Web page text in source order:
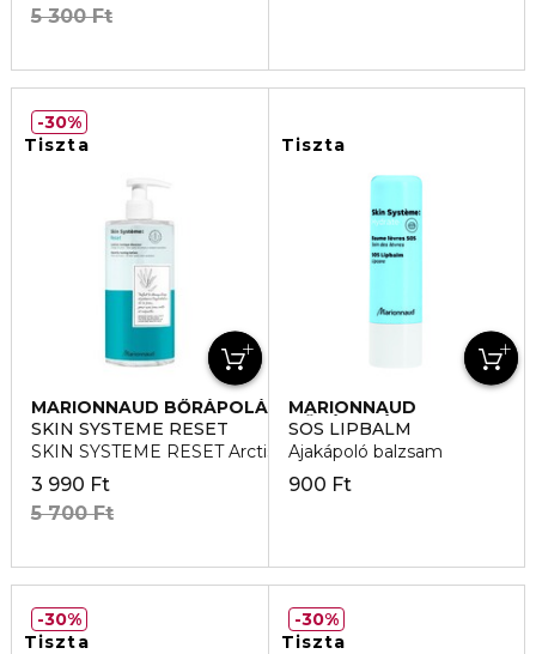
5 300 Ft
Tiszta
MARIONNAUD BŐRÁPOLÁS
SKIN SYSTEME RESET
SKIN SYSTEME RESET Arctisztító tonik
3 990 Ft
5 700 Ft
30%
Tiszta
MARIONNAUD
BŐRÁPOLÁS
SOS LIPBALM
Ajakápoló balzsam
900 Ft
Tiszta
30%
Tiszta
30%